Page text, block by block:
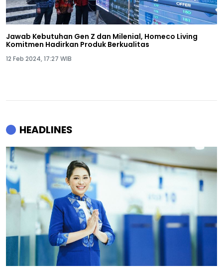
Jawab Kebutuhan Gen Z dan Milenial, Homeco Living
Komitmen Hadirkan Produk Berkualitas
12 Feb 2024, 17:27 WIB
HEADLINES